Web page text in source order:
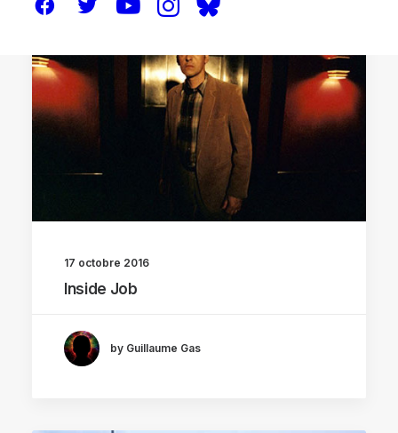
17 octobre 2016
Inside Job
by Guillaume Gas